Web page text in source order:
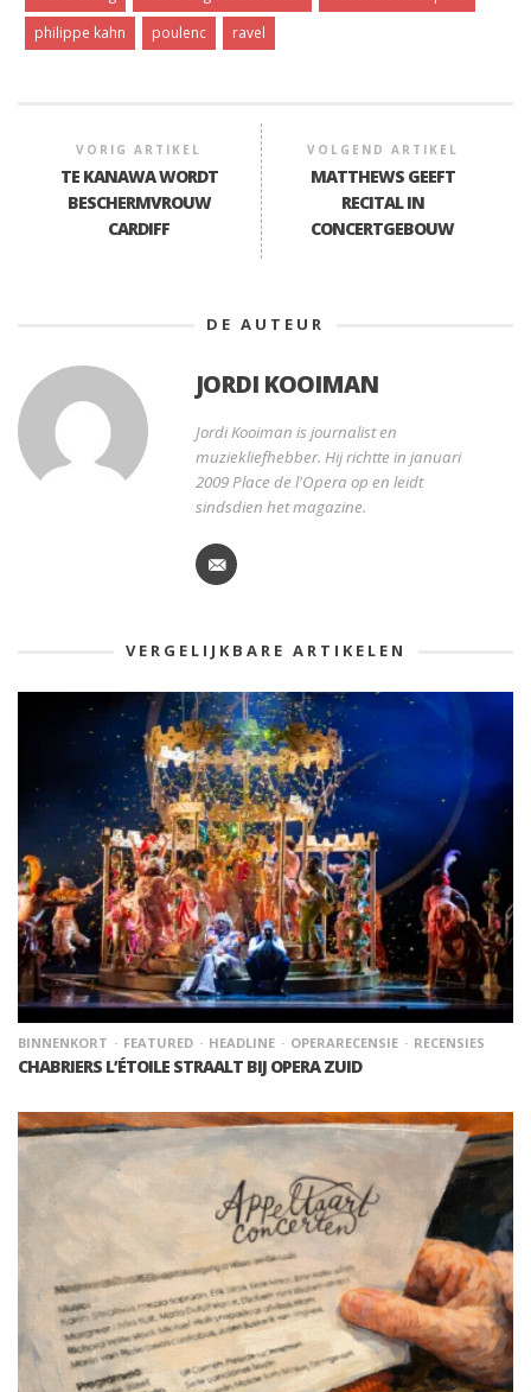
philippe kahn
poulenc ravel
VORIG ARTIKEL
TE KANAWA WORDT
BESCHERMVROUW
CARDIFF
VOLGEND ARTIKEL
MATTHEWS GEEFT
RECITAL IN
CONCERTGEBOUW
DE AUTEUR
JORDI KOOIMAN
Jordi Kooiman is journalist en
muziekliefhebber. Hij richtte in januari
2009 Place de l'Opera op en leidt
sindsdien het magazine.
VERGELIJKBARE ARTIKELEN
BINNENKORT FEATURED HEADLINE OPERARECENSIE RECENSIES
CHABRIERS L’ÉTOILE STRAALT BIJ OPERA ZUID